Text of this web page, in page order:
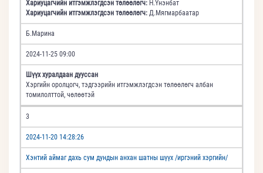
Хариуцагчийн итгэмжлэгдсэн төлөөлөгч: Н.Үнэнбат
Хариуцагчийн итгэмжлэгдсэн төлөөлөгч: Д.Мягмарбаатар
Б.Марина
2024-11-25 09:00
Шүүх хуралдаан дууссан
Хэргийн оролцогч, тэдгээрийн итгэмжлэгдсэн төлөөлөгч албан
томилолттой, чөлөөтэй
3
2024-11-20 14:28:26
Хэнтий аймаг дахь сум дундын анхан шатны шүүх /иргэний хэргийн/